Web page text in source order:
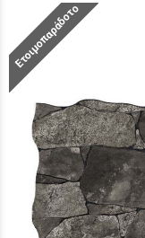
Ετοιμοπαράδοτο